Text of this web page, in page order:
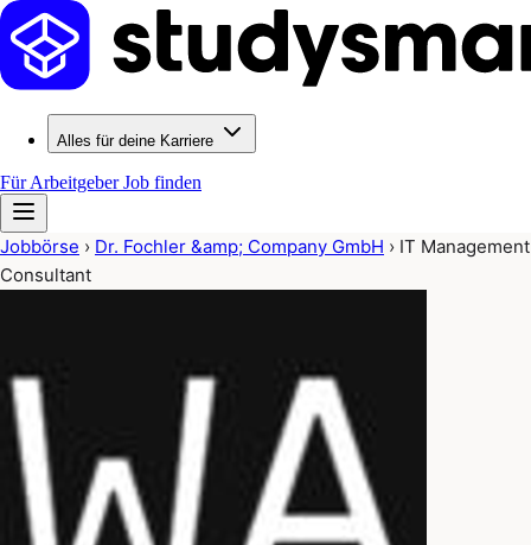
Alles für deine Karriere
Für ArbeitgeberJob finden
Jobbörse › Dr. Fochler &amp; Company GmbH › IT Management
Consultant